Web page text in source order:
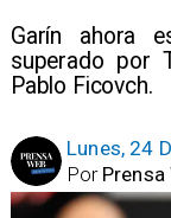
Garín ahora
superado por
Pablo Ficovch.
Lunes, 24
Prensa
Por